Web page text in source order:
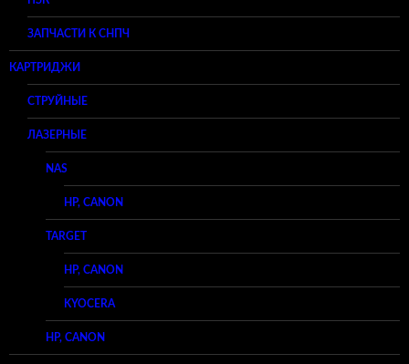
ЗАПЧАСТИ К СНПЧ
КАРТРИДЖИ
СТРУЙНЫЕ
ЛАЗЕРНЫЕ
NAS
HP, CANON
TARGET
HP, CANON
KYOCERA
HP, CANON